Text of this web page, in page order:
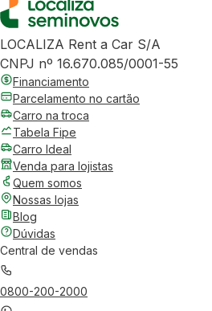
LOCALIZA Rent a Car S/A
CNPJ nº 16.670.085/0001-55
Financiamento
Parcelamento no cartão
Carro na troca
Tabela Fipe
Carro Ideal
Venda para lojistas
Quem somos
Nossas lojas
Blog
Dúvidas
Central de vendas
0800-200-2000